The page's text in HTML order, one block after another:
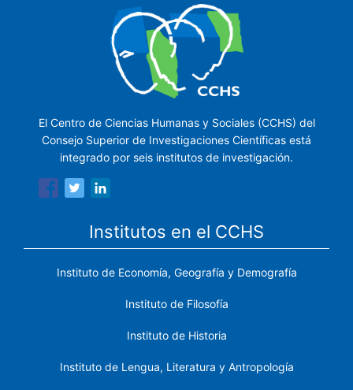
El Centro de Ciencias Humanas y Sociales (CCHS) del
Consejo Superior de Investigaciones Científicas está
integrado por seis institutos de investigación.
Institutos en el CCHS
Instituto de Economía, Geografía y Demografía
Instituto de Filosofía
Instituto de Historia
Instituto de Lengua, Literatura y Antropología